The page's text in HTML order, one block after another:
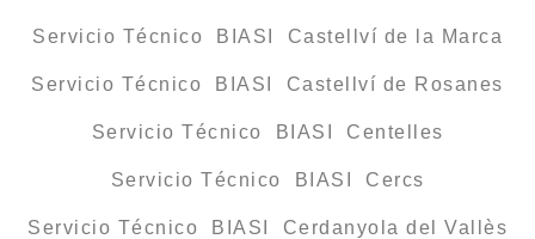
Servicio Técnico BIASI Castellví de la Marca
Servicio Técnico BIASI Castellví de Rosanes
Servicio Técnico BIASI Centelles
Servicio Técnico BIASI Cercs
Servicio Técnico BIASI Cerdanyola del Vallès